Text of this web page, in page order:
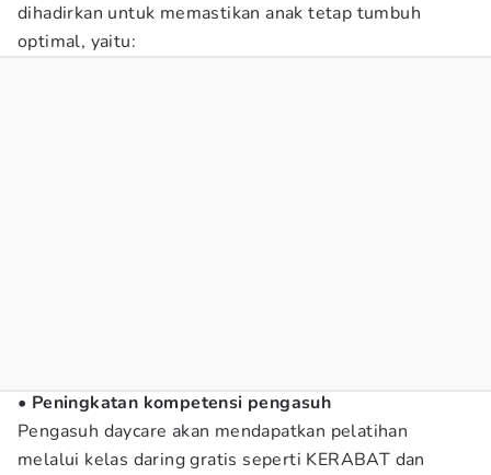
dihadirkan untuk memastikan anak tetap tumbuh
optimal, yaitu:
• Peningkatan kompetensi pengasuh
Pengasuh daycare akan mendapatkan pelatihan
melalui kelas daring gratis seperti KERABAT dan